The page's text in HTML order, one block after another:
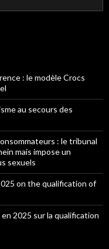
: le modèle Crocs
au secours des
: le tribunal
mais impose un
sexuels
on the qualification of
2025 sur la qualification